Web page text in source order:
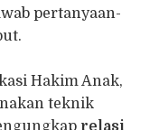
pertanyaan-
Hakim Anak,
teknik
relasi